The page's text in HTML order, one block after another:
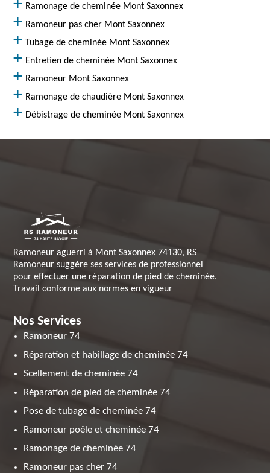
Ramonage de cheminée Mont Saxonnex
Ramoneur pas cher Mont Saxonnex
Tubage de cheminée Mont Saxonnex
Entretien de cheminée Mont Saxonnex
Ramoneur Mont Saxonnex
Ramonage de chaudière Mont Saxonnex
Débistrage de cheminée Mont Saxonnex
Ramoneur aguerri à Mont Saxonnex 74130, RS
Ramoneur suggère ses services de professionnel
pour effectuer une réparation de pied de cheminée.
Travail conforme aux normes en vigueur
Nos Services
Ramoneur 74
Réparation et habillage de cheminée 74
Scellement de cheminée 74
Réparation de pied de cheminée 74
Pose de tubage de cheminée 74
Ramoneur poêle et cheminée 74
Ramonage de cheminée 74
Ramoneur pas cher 74